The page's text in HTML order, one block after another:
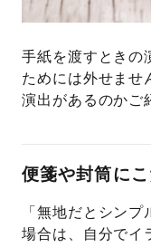
手紙を渡すときの
ためには外せませ
演出があるのかご
便箋や封筒に
「無地だとシン
場合は、自分でイ